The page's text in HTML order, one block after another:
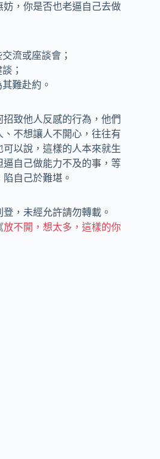
，你是否也老逼自己去做
流或座談會；
；
難赴約。
致他人反感的行為，他們
不想讓人不開心，往往有
以說，這樣的人本來就生
自己做能力不及的事，等
自己於難堪。
，未經允許請勿轉載。
放不開，想太多，這樣的你